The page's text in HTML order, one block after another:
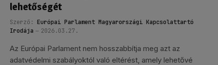
lehetőségét
Szerző: Európai Parlament Magyarországi Kapcsolattartó
Irodája
2026.03.27.
Az Európai Parlament nem hosszabbítja meg azt az
adatvédelmi szabályoktól való eltérést, amely lehetővé